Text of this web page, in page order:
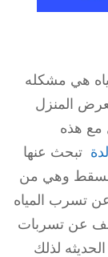
هي مشكله
المنزل
مع هذه
تبحث عنها
وهي من
تسرب المياه
عن تسربات
لذلك